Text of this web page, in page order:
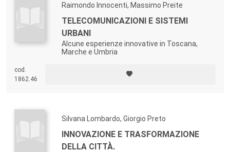
Raimondo Innocenti, Massimo Preite
TELECOMUNICAZIONI E SISTEMI
URBANI
Alcune esperienze innovative in Toscana,
Marche e Umbria
cod.
1862.46
Silvana Lombardo, Giorgio Preto
INNOVAZIONE E TRASFORMAZIONE
DELLA CITTÀ.